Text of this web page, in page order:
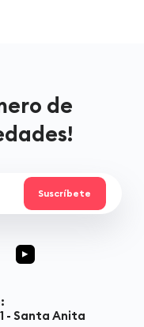
de
- Santa Anita